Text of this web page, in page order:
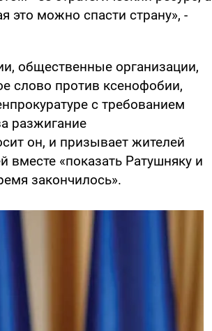
это можно спасти страну», -
общественные организации,
слово против ксенофобии,
с требованием
разжигание
он, и призывает жителей
вместе «показать Ратушняку и
закончилось».